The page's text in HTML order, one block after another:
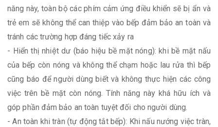
năng này, toàn bộ các phím cảm ứng điều khiển sẽ bị ẩn và
trẻ em sẽ không thể can thiệp vào bếp đảm bảo an toàn và
tránh các trường hợp đáng tiếc xảy ra
- Hiển thị nhiệt dư (báo hiệu bề mặt nóng): khi bề mặt nấu
của bếp còn nóng và không thể chạm hoặc lau rửa thì bếp
cũng báo để người dùng biết và không thực hiện các công
việc trên bề mặt còn nóng. Tính năng này khá hữu ích và
góp phần đảm bảo an toàn tuyệt đối cho người dùng.
- An toàn khi tràn (tự động tắt bếp): Khi nấu nướng việc tràn,